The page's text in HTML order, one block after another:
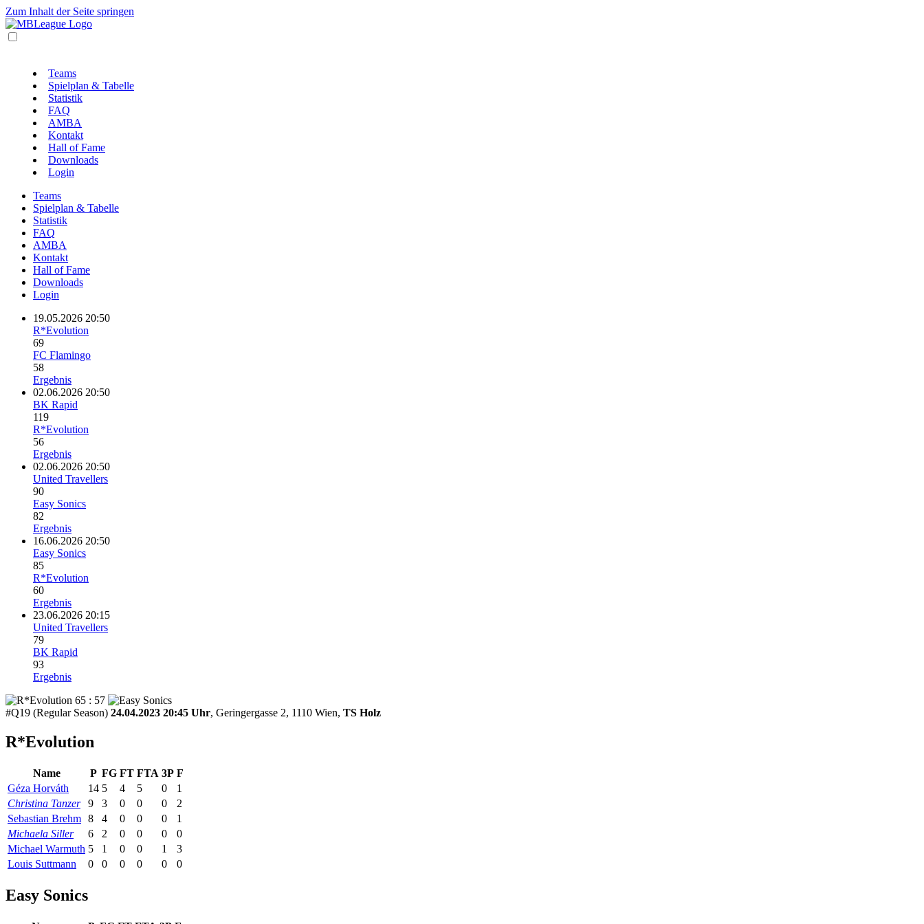
Zum Inhalt der Seite springen
Teams
Spielplan & Tabelle
Statistik
FAQ
AMBA
Kontakt
Hall of Fame
Downloads
Login
Teams
Spielplan & Tabelle
Statistik
FAQ
AMBA
Kontakt
Hall of Fame
Downloads
Login
19.05.2026 20:50
R*Evolution
69
FC Flamingo
58
Ergebnis
02.06.2026 20:50
BK Rapid
119
R*Evolution
56
Ergebnis
02.06.2026 20:50
United Travellers
90
Easy Sonics
82
Ergebnis
16.06.2026 20:50
Easy Sonics
85
R*Evolution
60
Ergebnis
23.06.2026 20:15
United Travellers
79
BK Rapid
93
Ergebnis
65 : 57
#Q19 (Regular Season) 24.04.2023 20:45 Uhr, Geringergasse 2, 1110 Wien, TS Holz
R*Evolution
Name P FG FT FTA 3P F
Géza Horváth
14 5 4 5 0
1
Christina Tanzer
9 3 0 0 0
2
Sebastian Brehm 8 4 0 0 0
1
Michaela Siller
6 2 0 0 0
0
Michael Warmuth 5 1 0 0 1
3
Louis Suttmann
0 0 0 0 0 0
Easy Sonics